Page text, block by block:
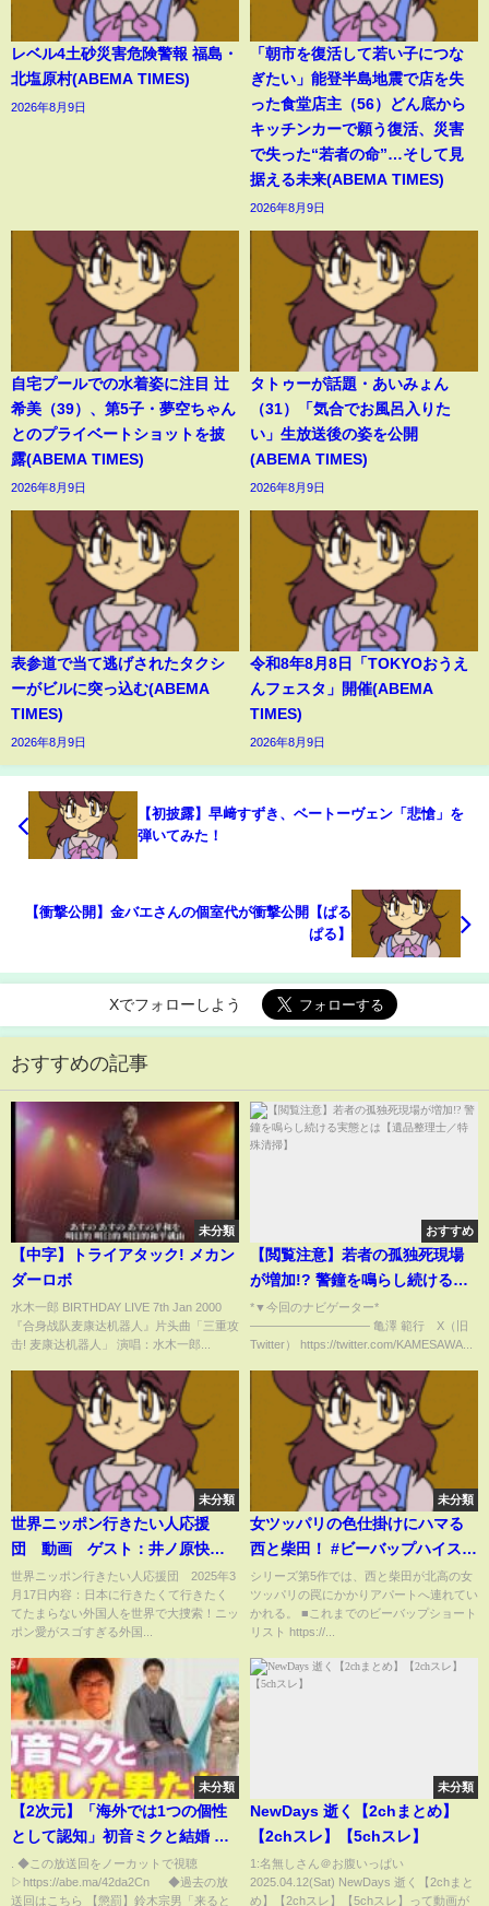
レベル4土砂災害危険警報 福島・
北塩原村(ABEMA TIMES)
2026年8月9日
「朝市を復活して若い子につな
ぎたい」能登半島地震で店を失
った食堂店主（56）どん底から
キッチンカーで願う復活、災害
で失った“若者の命”…そして見
据える未来(ABEMA TIMES)
2026年8月9日
自宅プールでの水着姿に注目 辻
希美（39）、第5子・夢空ちゃん
とのプライベートショットを披
露(ABEMA TIMES)
2026年8月9日
タトゥーが話題・あいみょん
（31）「気合でお風呂入りた
い」生放送後の姿を公開
(ABEMA TIMES)
2026年8月9日
表参道で当て逃げされたタクシ
ーがビルに突っ込む(ABEMA
TIMES)
2026年8月9日
令和8年8月8日「TOKYOおうえ
んフェスタ」開催(ABEMA
TIMES)
2026年8月9日
【初披露】早﨑すずき、ベートーヴェン「悲愴」を
弾いてみた！
【衝撃公開】金バエさんの個室代が衝撃公開【ぱる
ぱる】
Xでフォローしよう
おすすめの記事
未分類
【中字】トライアタック! メカン
ダーロボ
水木一郎 BIRTHDAY LIVE 7th Jan 2000
『合身战队麦康达机器人』片头曲「三重攻
击! 麦康达机器人」 演唱：水木一郎...
おすすめ
【閲覧注意】若者の孤独死現場
が増加!? 警鐘を鳴らし続ける実
態とは【遺品整理士／特殊清
掃】
*▼今回のナビゲーター*
—————————— 亀澤 範行 X（旧
Twitter） https://twitter.com/KAMESAWA...
未分類
世界ニッポン行きたい人応援
団 動画 ゲスト：井ノ原快
彦 3月17日
世界ニッポン行きたい人応援団 2025年3
月17日内容：日本に行きたくて行きたく
てたまらない外国人を世界で大捜索！ニッ
ポン愛がスゴすぎる外国...
未分類
女ツッパリの色仕掛けにハマる
西と柴田！ #ビーバップハイスク
ール #西 #柴田 #ショート
シリーズ第5作では、西と柴田が北高の女
ツッパリの罠にかかりアパートへ連れてい
かれる。 ■これまでのビーバップショート
リスト https://...
未分類
【2次元】「海外では1つの個性
として認知」初音ミクと結婚 夫
婦生活に密着【フィクトセクシ
ャル】｜ABEMA的ニュースショ
. ◆この放送回をノーカットで視聴
▷https://abe.ma/42da2Cn ◆過去の放
送回はこちら 【懲罰】鈴木宗男「来ると
未分類
NewDays 逝く【2chまとめ】
【2chスレ】【5chスレ】
1:名無しさん＠お腹いっぱい
2025.04.12(Sat) NewDays 逝く【2chまと
め】【2chスレ】【5chスレ】って動画が